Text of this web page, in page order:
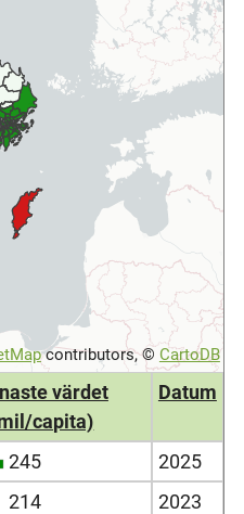
contributors, © CartoDB
värdet
capita)
Datum
245
2025
214
2023